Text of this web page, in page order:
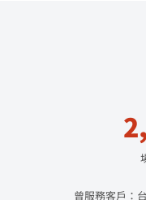
曾服務客戶：